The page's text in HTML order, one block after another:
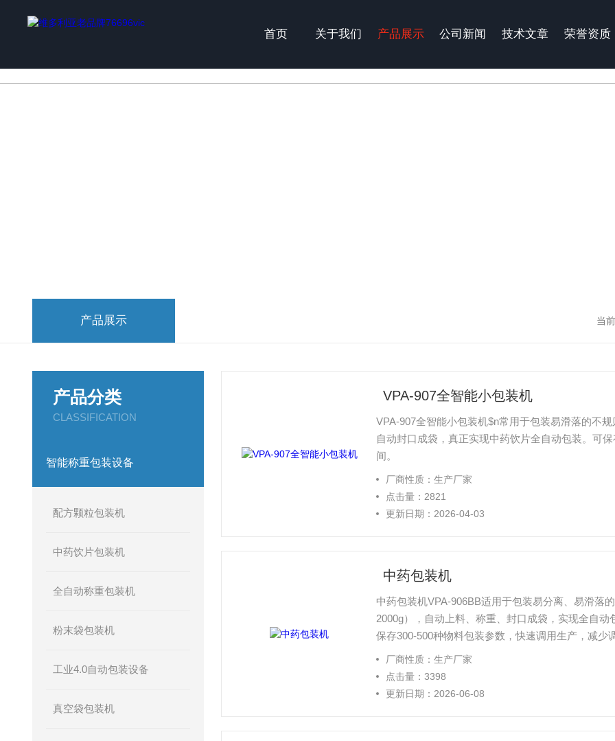
首页 关于我们 产品展示 公司新闻 技术文章 荣誉资质
产品展示 当
产品分类
CLASSIFICATION
智能称重包装设备
配方颗粒包装机
中药饮片包装机
全自动称重包装机
粉末袋包装机
工业4.0自动包装设备
真空袋包装机
VPA-907全智能小包装机
VPA-907全智能小包装机$n常用于包装易滑落的不
自动封口成袋，真正实现中药饮片全自动包装。可
间。
厂商性质：生产厂家
点击量：2821
更新日期：2026-04-03
中药包装机
中药包装机VPA-906BB适用于包装易分离、易滑落
2000g），自动上料、称重、封口成袋，实现全自
保存300-500种物料包装参数，快速调用生产，减少
厂商性质：生产厂家
点击量：3398
更新日期：2026-06-08